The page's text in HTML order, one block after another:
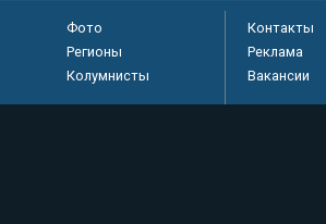
Фото
Регионы
Колумнисты
Контакты
Реклама
Вакансии